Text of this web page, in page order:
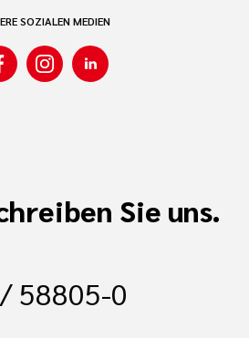
SOZIALEN MEDIEN
Sie uns.
58805-0